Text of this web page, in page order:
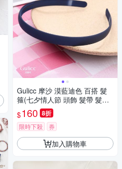
Gulicc 摩沙 漠藍迪色 百搭 髮
箍(七夕情人節 頭飾 髮帶 髮繩
髮束 生日禮物 )
$160 8折
限時下殺 券
加入購物車